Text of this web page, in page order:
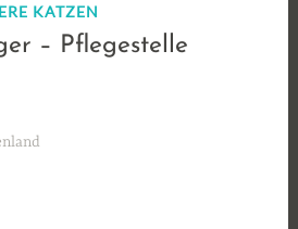
KATZEN
– Pflegestelle